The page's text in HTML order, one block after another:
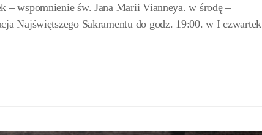
– wspomnienie św. Jana Marii Vianneya. w środę –
Najświętszego Sakramentu do godz. 19:00. w I czwartek